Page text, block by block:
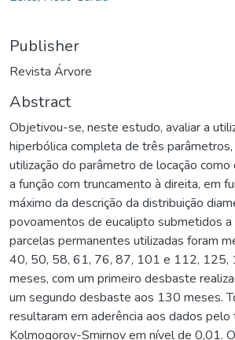
Publisher
Revista Árvore
Abstract
Objetivou-se, neste estudo, avaliar a
hiperbólica completa de três
utilização do parâmetro de locação
a função com truncamento à direita, em
máximo da descrição da distribuição
povoamentos de eucalipto submetidos
parcelas permanentes utilizadas foram
40, 50, 58, 61, 76, 87, 101 e 112,
meses, com um primeiro desbaste
um segundo desbaste aos 130 meses.
resultaram em aderência aos dados
Kolmogorov-Smirnov em nível de 0,01.